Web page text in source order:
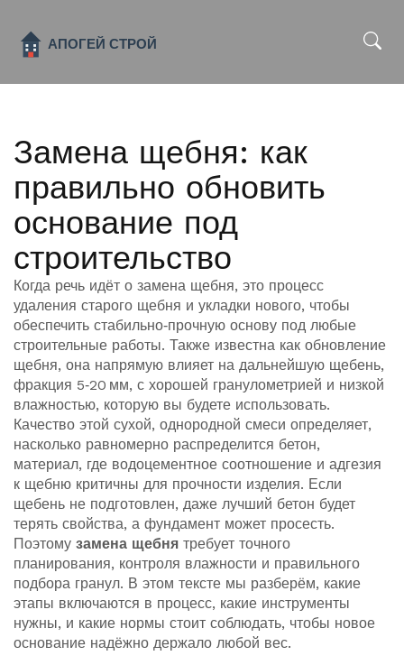
Замена щебня: как
правильно обновить
основание под
строительство
Когда речь идёт о замена щебня, это процесс
удаления старого щебня и укладки нового, чтобы
обеспечить стабильно‑прочную основу под любые
строительные работы. Также известна как обновление
щебня, она напрямую влияет на дальнейшую щебень,
фракция 5‑20 мм, с хорошей гранулометрией и низкой
влажностью, которую вы будете использовать.
Качество этой сухой, однородной смеси определяет,
насколько равномерно распределится бетон,
материал, где водоцементное соотношение и адгезия
к щебню критичны для прочности изделия. Если
щебень не подготовлен, даже лучший бетон будет
терять свойства, а фундамент может просесть.
Поэтому замена щебня требует точного
планирования, контроля влажности и правильного
подбора гранул. В этом тексте мы разберём, какие
этапы включаются в процесс, какие инструменты
нужны, и какие нормы стоит соблюдать, чтобы новое
основание надёжно держало любой вес.